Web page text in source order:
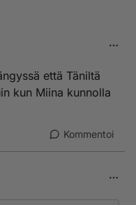
että Täniltä
kun Miina kunnolla
Kommentoi